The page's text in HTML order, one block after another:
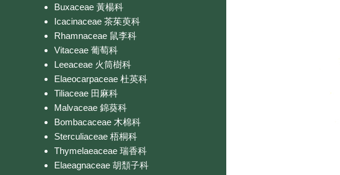
Buxaceae 黃楊科
Icacinaceae 茶茱萸科
Rhamnaceae 鼠李科
Vitaceae 葡萄科
Leeaceae 火筒樹科
Elaeocarpaceae 杜英科
Tiliaceae 田麻科
Malvaceae 錦葵科
Bombacaceae 木棉科
Sterculiaceae 梧桐科
Thymelaeaceae 瑞香科
Elaeagnaceae 胡頹子科